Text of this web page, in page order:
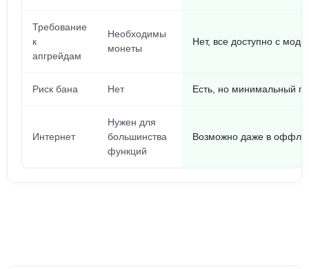
Требование
к
апгрейдам
Необходимы
монеты
Нет, все доступно с
Риск бана Нет Есть, но минимальный
Интернет
Нужен для
большинства
функций
Возможно даже в